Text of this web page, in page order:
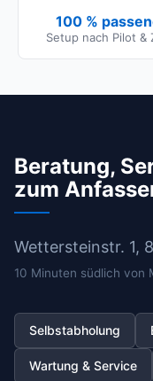
100 %
Setup nach Pilot &
Beratung,
zum
Wettersteinstr. 1,
10 Minuten südlich von
Selbstabholung
Wartung & Service